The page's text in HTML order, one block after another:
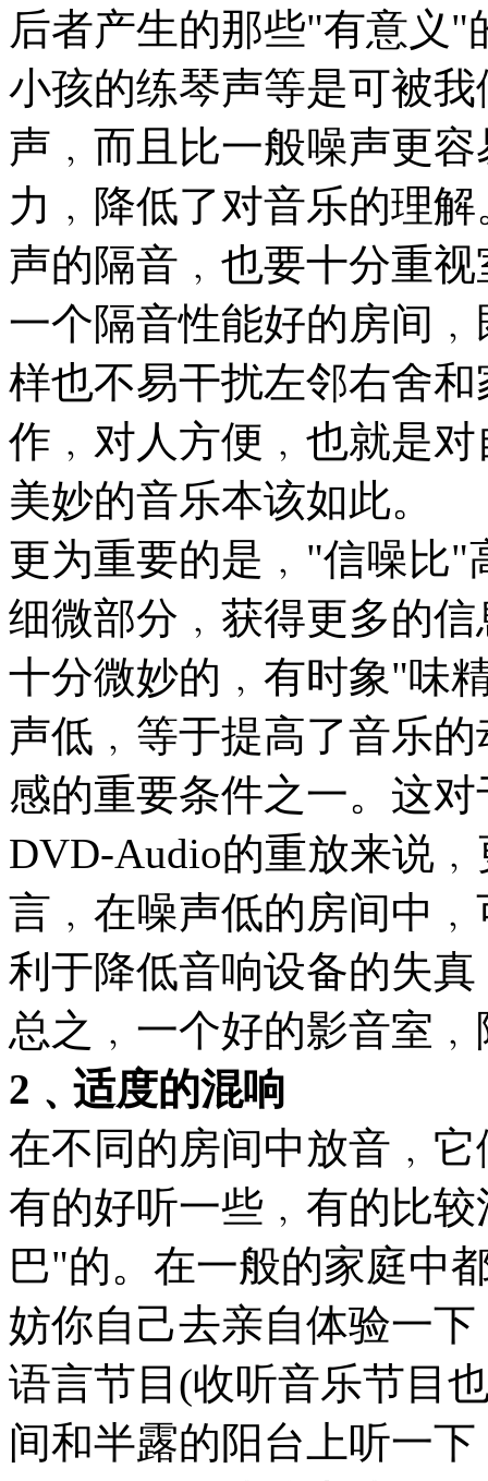
后者产生的那些"有意义
小孩的练琴声等是可被
声﹐而且比一般噪声更
力﹐降低了对音乐的理
声的隔音﹐也要十分重
一个隔音性能好的房间
样也不易干扰左邻右舍
作﹐对人方便﹐也就是
美妙的音乐本该如此。
更为重要的是﹐"信噪比"
细微部分﹐获得更多的
十分微妙的﹐有时象"味
声低﹐等于提高了音乐
感的重要条件之一。这
DVD-Audio的重放来说
言﹐在噪声低的房间中
利于降低音响设备的失
总之﹐一个好的影音室
2﹑适度的混响
在不同的房间中放音﹐
有的好听一些﹐有的比
巴"的。在一般的家庭中
妨你自己去亲自体验一
语言节目(收听音乐节目
间和半露的阳台上听一